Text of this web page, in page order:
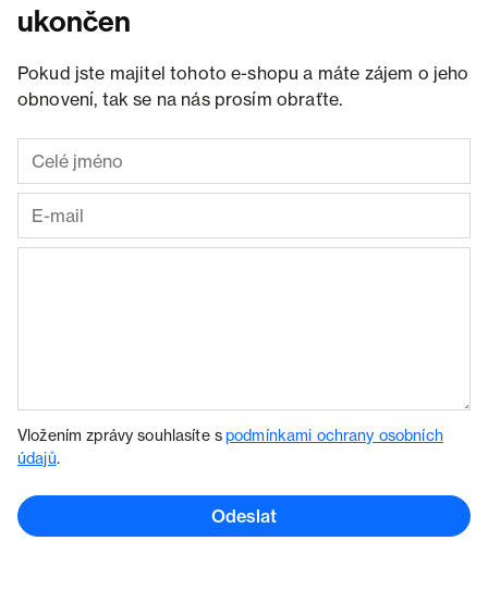
ukončen
Pokud jste majitel tohoto e-shopu a máte zájem o jeho
obnovení, tak se na nás prosím obraťte.
Vložením zprávy souhlasíte spodmínkami ochrany osobních
údajů.
Odeslat